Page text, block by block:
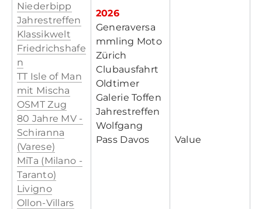
Niederbipp
Jahrestreffen
Klassikwelt
Friedrichshafe
n
TT Isle of Man
mit Mischa
OSMT Zug
80 Jahre MV -
Schiranna
(Varese)
MiTa (Milano -
Taranto)
Livigno
Ollon-Villars
2026
Generaversa
mmling Moto
Zürich
Clubausfahrt
Oldtimer
Galerie Toffen
Jahrestreffen
Wolfgang
Pass Davos
Value